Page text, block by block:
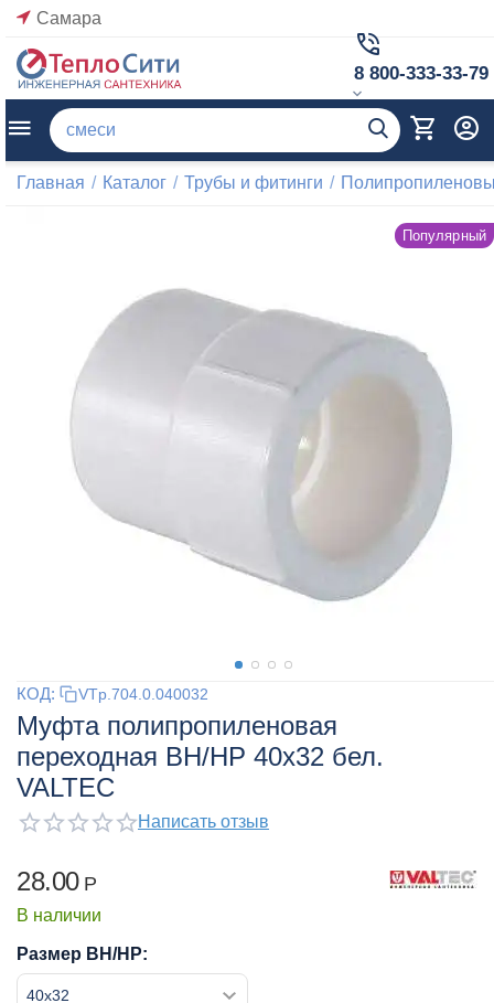
Самара
8 800-333-33-79
Главная / Каталог / Трубы и фитинги /
Популярный
КОД: VTp.704.0.040032
Муфта полипропиленовая
переходная ВН/НР 40x32 бел.
VALTEC
Написать отзыв
28.00 Р
В наличии
Размер ВН/НР: